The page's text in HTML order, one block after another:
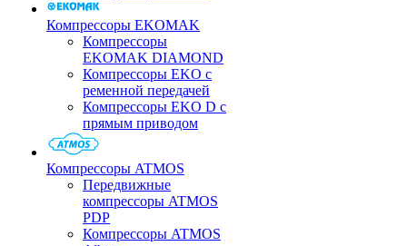
Компрессоры EKOMAK
Компрессоры
EKOMAK DIAMOND
Компрессоры EKO c
ременной передачей
Компрессоры EKO D с
прямым приводом
Компрессоры ATMOS
Передвижные
компрессоры ATMOS
PDP
Компрессоры ATMOS